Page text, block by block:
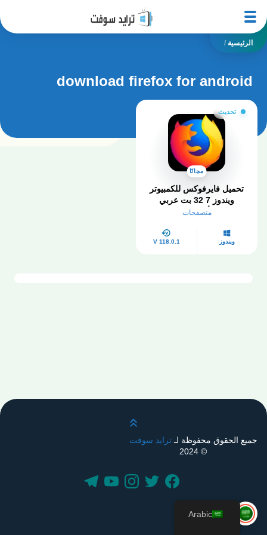
الرئيسية /
download firefox for android
تحديث
مجانًا
تحميل فايرفوكس للكمبيوتر
ويندوز 7 32 بت عربي
متصفحات
ويندوز V 118.0.1
قم بالتمرير لأعلى
جميع الحقوق محفوظة لـترايد سوفت
© 2024
Arabic